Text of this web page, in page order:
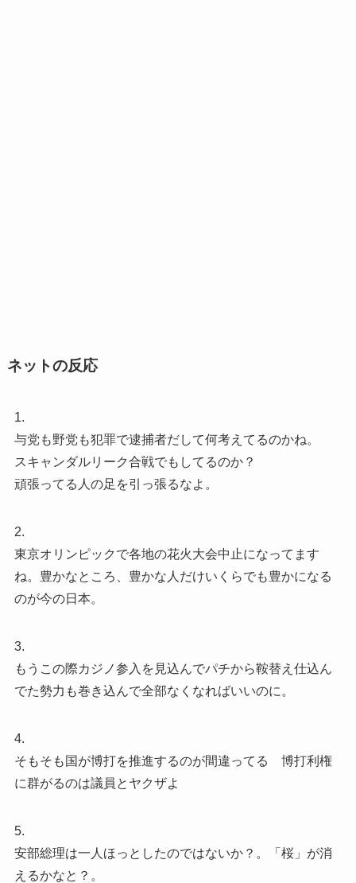
ネットの反応
1.
与党も野党も犯罪で逮捕者だして何考えてるのかね。
スキャンダルリーク合戦でもしてるのか？
頑張ってる人の足を引っ張るなよ。
2.
東京オリンピックで各地の花火大会中止になってます
ね。豊かなところ、豊かな人だけいくらでも豊かになる
のが今の日本。
3.
もうこの際カジノ参入を見込んでパチから鞍替え仕込ん
でた勢力も巻き込んで全部なくなればいいのに。
4.
そもそも国が博打を推進するのが間違ってる 博打利権
に群がるのは議員とヤクザよ
5.
安部総理は一人ほっとしたのではないか？。「桜」が消
えるかなと？。